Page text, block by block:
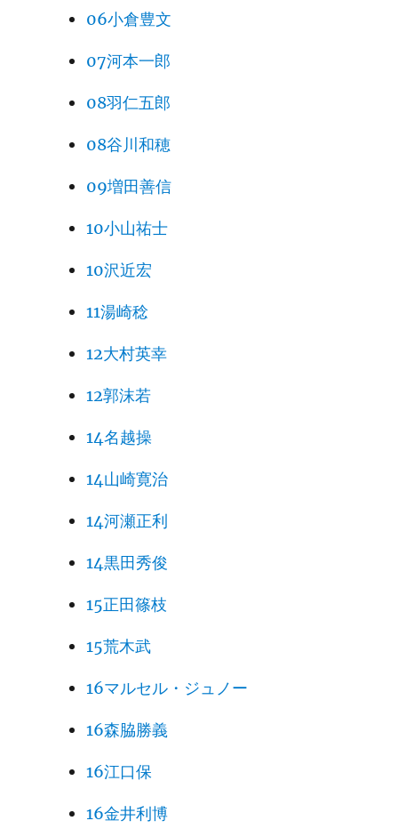
06小倉豊文
07河本一郎
08羽仁五郎
08谷川和穂
09増田善信
10小山祐士
10沢近宏
11湯崎稔
12大村英幸
12郭沫若
14名越操
14山崎寛治
14河瀬正利
14黒田秀俊
15正田篠枝
15荒木武
16マルセル・ジュノー
16森脇勝義
16江口保
16金井利博